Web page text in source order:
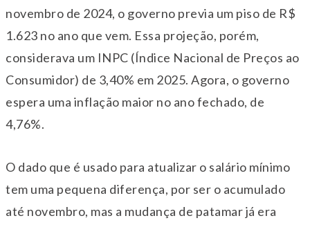
novembro de 2024, o governo previa um piso de R$
1.623 no ano que vem. Essa projeção, porém,
considerava um INPC (Índice Nacional de Preços ao
Consumidor) de 3,40% em 2025. Agora, o governo
espera uma inflação maior no ano fechado, de
4,76%.
O dado que é usado para atualizar o salário mínimo
tem uma pequena diferença, por ser o acumulado
até novembro, mas a mudança de patamar já era